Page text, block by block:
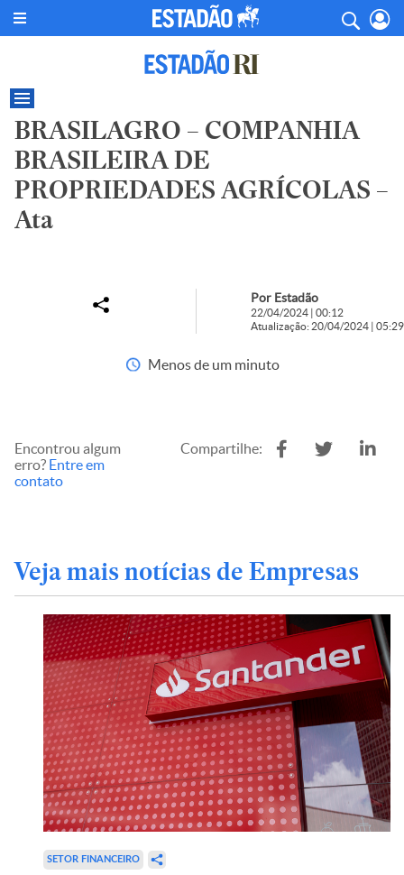
BRASILAGRO – COMPANHIA
BRASILEIRA DE
PROPRIEDADES AGRÍCOLAS –
Ata
Por Estadão
22/04/2024 | 00:12
Atualização: 20/04/2024 | 05:29
Menos de um minuto
Encontrou algum
erro? Entre em
contato
Compartilhe:
Veja mais notícias de Empresas
SETOR FINANCEIRO